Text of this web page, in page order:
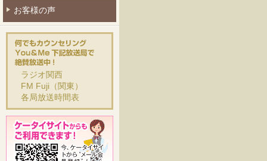
お客様の声
ラジオ関西
FM Fuji（関東）
各局放送時間表